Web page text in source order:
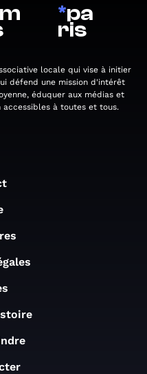
*pa
ris
locale qui vise à initier
défend une mission d'intérêt
éduquer aux médias et
à toutes et tous.